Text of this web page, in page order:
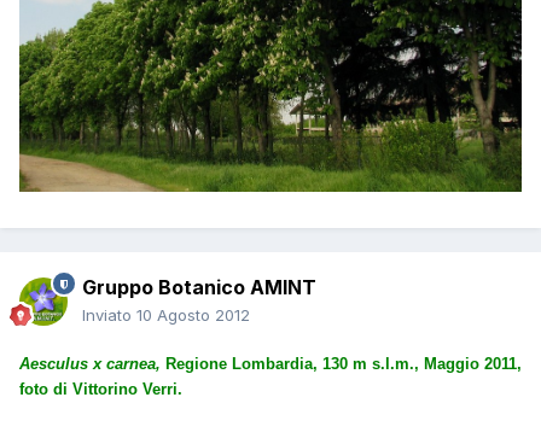
Gruppo Botanico AMINT
Inviato 10 Agosto 2012
Aesculus x carnea, Regione Lombardia, 130 m s.l.m., Maggio 2011,
foto di Vittorino Verri.